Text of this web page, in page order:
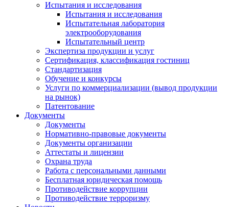
Испытания и исследования
Испытания и исследования
Испытательная лаборатория
электрооборудования
Испытательный центр
Экспертиза продукции и услуг
Сертификация, классификация гостиниц
Стандартизация
Обучение и конкурсы
Услуги по коммерциализации (вывод продукции
на рынок)
Патентование
Документы
Документы
Нормативно-правовые документы
Документы организации
Аттестаты и лицензии
Охрана труда
Работа с персональными данными
Бесплатная юридическая помощь
Противодействие коррупции
Противодействие терроризму